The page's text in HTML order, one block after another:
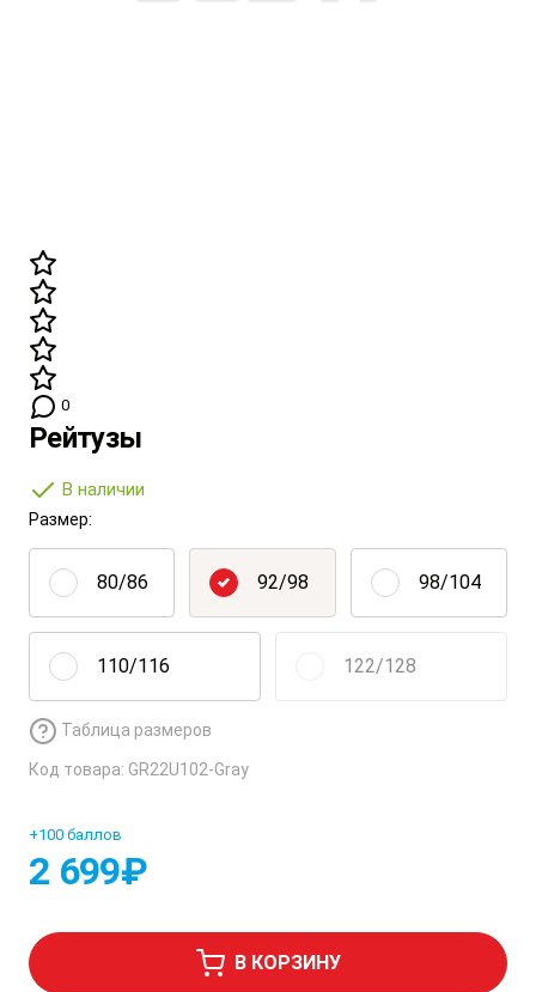
0
Рейтузы
В наличии
Размер:
80/86 92/98 98/104
110/116 122/128
Таблица размеров
Код товара: GR22U102-Gray
+100 баллов
2 699₽
В КОРЗИНУ